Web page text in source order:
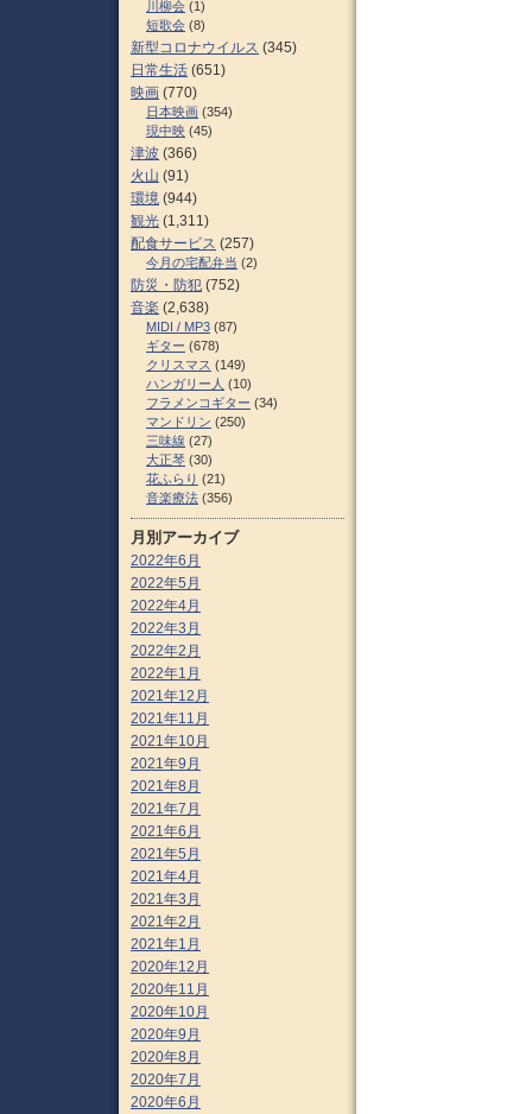
川柳会 (1)
短歌会 (8)
新型コロナウイルス (345)
日常生活 (651)
映画 (770)
日本映画 (354)
現中映 (45)
津波 (366)
火山 (91)
環境 (944)
観光 (1,311)
配食サービス (257)
今月の宅配弁当 (2)
防災・防犯 (752)
音楽 (2,638)
MIDI / MP3 (87)
ギター (678)
クリスマス (149)
ハンガリー人 (10)
フラメンコギター (34)
マンドリン (250)
三味線 (27)
大正琴 (30)
花ふらり (21)
音楽療法 (356)
月別アーカイブ
2022年6月
2022年5月
2022年4月
2022年3月
2022年2月
2022年1月
2021年12月
2021年11月
2021年10月
2021年9月
2021年8月
2021年7月
2021年6月
2021年5月
2021年4月
2021年3月
2021年2月
2021年1月
2020年12月
2020年11月
2020年10月
2020年9月
2020年8月
2020年7月
2020年6月